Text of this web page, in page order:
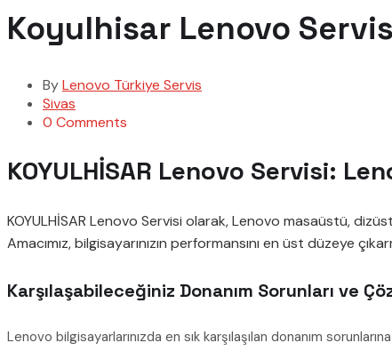
Koyulhisar Lenovo
ByLenovo Türkiye Servis
Sivas
0 Comments
KOYULHİSAR Lenovo Servisi:
KOYULHİSAR Lenovo Servisi olarak, Lenovo masaüstü,
Amacımız, bilgisayarınızın performansını en üst düzeye
Karşılaşabileceğiniz Donanım Sorunları ve
Lenovo bilgisayarlarınızda en sık karşılaşılan donanım